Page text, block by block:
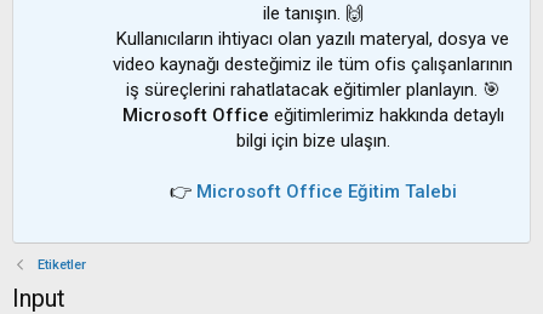
ile tanışın. 🙌
Kullanıcıların ihtiyacı olan yazılı materyal, dosya ve
video kaynağı desteğimiz ile tüm ofis çalışanlarının
iş süreçlerini rahatlatacak eğitimler planlayın. 🎯
Microsoft Office eğitimlerimiz hakkında detaylı
bilgi için bize ulaşın.
👉 Microsoft Office Eğitim Talebi
Etiketler
Input